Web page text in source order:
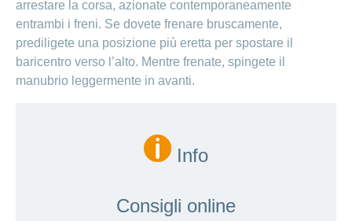
arrestare la corsa, azionate contemporaneamente
entrambi i freni. Se dovete frenare bruscamente,
prediligete una posizione più eretta per spostare il
baricentro verso l’alto. Mentre frenate, spingete il
manubrio leggermente in avanti.
Info
Consigli online